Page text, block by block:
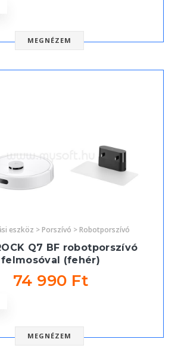
MEGNÉZEM
eszköz > Porszívó > Robotporszívó
Q7 BF robotporszívó
felmosóval (fehér)
74 990 Ft
MEGNÉZEM